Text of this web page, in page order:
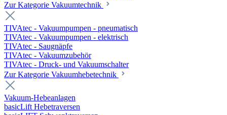
Zur Kategorie Vakuumtechnik
TIVAtec - Vakuumpumpen - pneumatisch
TIVAtec - Vakuumpumpen - elektrisch
TIVAtec - Saugnäpfe
TIVAtec - Vakuumzubehör
TIVAtec - Druck- und Vakuumschalter
Zur Kategorie Vakuumhebetechnik
Vakuum-Hebeanlagen
basicLift Hebetraversen